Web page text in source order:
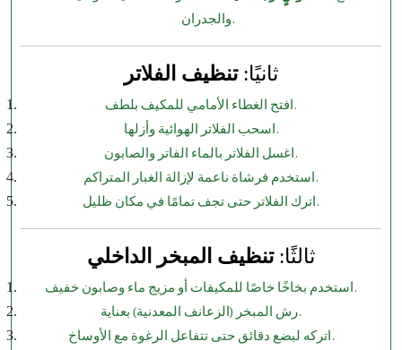
والجدران.
ثانيًا:تنظيف الفلاتر
افتح الغطاء الأمامي للمكيف بلطف.
اسحب الفلاتر الهوائية وأزلها.
اغسل الفلاتر بالماء الفاتر والصابون.
استخدم فرشاة ناعمة لإزالة الغبار المتراكم.
اترك الفلاتر حتى تجف تمامًا في مكان ظليل.
ثالثًا:تنظيف المبخر الداخلي
استخدم بخاخًا خاصًا للمكيفات أو مزيج ماء وصابون خفيف.
رش المبخر (الزعانف المعدنية) بعناية.
اتركه لبضع دقائق حتى تتفاعل الرغوة مع الأوساخ.